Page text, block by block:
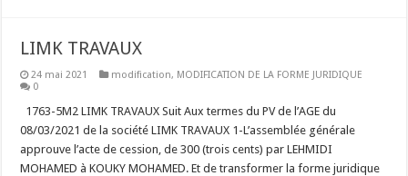
LIMK TRAVAUX
24 mai 2021 modification, MODIFICATION DE LA FORME JURIDIQUE
0
1763-5M2 LIMK TRAVAUX Suit Aux termes du PV de l’AGE du
08/03/2021 de la société LIMK TRAVAUX 1-L’assemblée générale
approuve l’acte de cession, de 300 (trois cents) par LEHMIDI
MOHAMED à KOUKY MOHAMED. Et de transformer la forme juridique